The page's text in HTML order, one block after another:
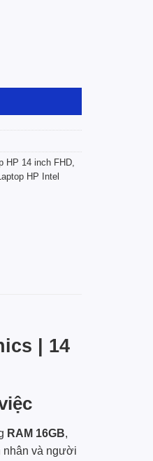
| Intel Graphics | 14 FHD | Win
HP 14 inch FHD
HP Intel
| 14
RAM 16GB,
nhân và người